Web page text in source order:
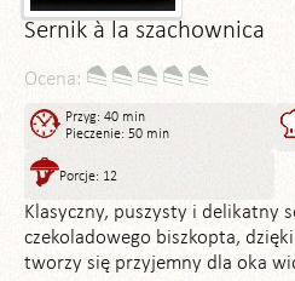
Sernik à la szachownica
Ocena:
Przyg: 40 min
Pieczenie: 50 min
Porcje: 12
Klasyczny, puszysty i delikatny
czekoladowego biszkopta,
tworzy się przyjemny dla oka